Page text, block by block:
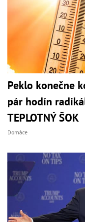
Peklo konečne
pár hodín
TEPLOTNÝ ŠOK
Domáce